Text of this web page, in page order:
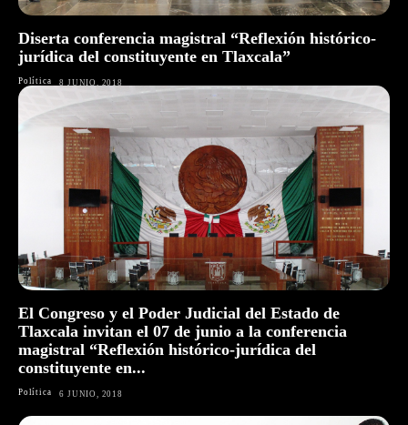
Diserta conferencia magistral “Reflexión histórico-
jurídica del constituyente en Tlaxcala”
Política 8 JUNIO, 2018
El Congreso y el Poder Judicial del Estado de
Tlaxcala invitan el 07 de junio a la conferencia
magistral “Reflexión histórico-jurídica del
constituyente en...
Política 6 JUNIO, 2018